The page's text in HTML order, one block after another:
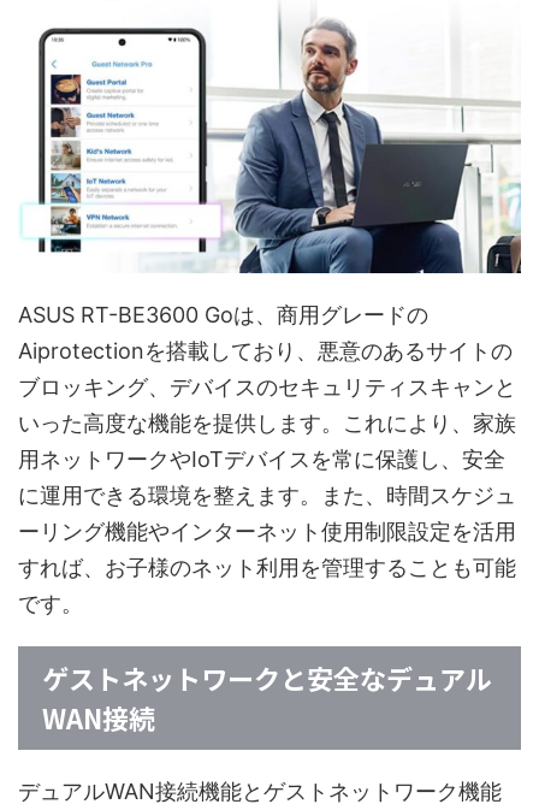
ASUS RT-BE3600 Goは、商用グレードの
Aiprotectionを搭載しており、悪意のあるサイトの
ブロッキング、デバイスのセキュリティスキャンと
いった高度な機能を提供します。これにより、家族
用ネットワークやIoTデバイスを常に保護し、安全
に運用できる環境を整えます。また、時間スケジュ
ーリング機能やインターネット使用制限設定を活用
すれば、お子様のネット利用を管理することも可能
です。
ゲストネットワークと安全なデュアル
WAN接続
デュアルWAN接続機能とゲストネットワーク機能